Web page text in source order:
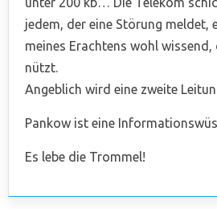
jedem, der eine Störung meldet,
meines Erachtens wohl
nützt.
Angeblich wird eine zweite
Pankow ist eine
Es lebe die Trommel!